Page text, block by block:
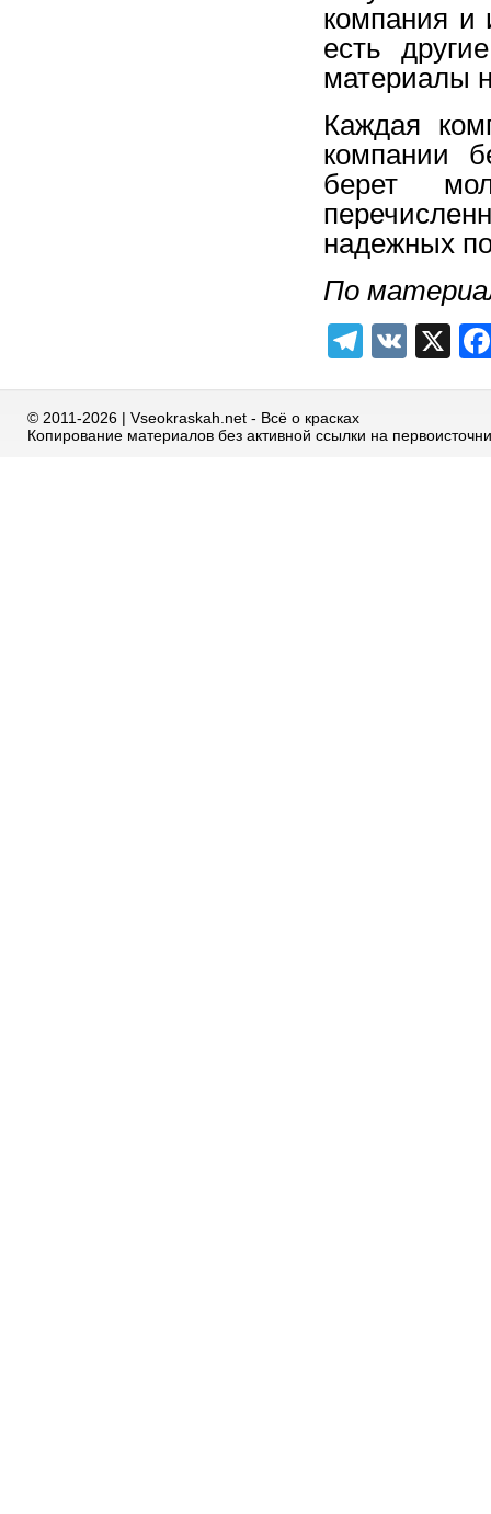
компания и
есть
материалы
Каждая
компании
берет
надежных
По
VK X
© 2011-2026 | Vseokraskah.net - Всё о красках
Копирование материалов без активной ссылки на